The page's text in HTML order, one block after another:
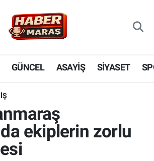
GÜNCEL ASAYİŞ SİYASET
ekiplerin zorlu
Durumu ve Fikstür